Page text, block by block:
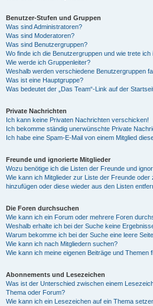
Benutzer-Stufen und Gruppen
Was sind Administratoren?
Was sind Moderatoren?
Was sind Benutzergruppen?
Wo finde ich die Benutzergruppen und wie trete ich
Wie werde ich Gruppenleiter?
Weshalb werden verschiedene Benutzergruppen
Was ist eine Hauptgruppe?
Was bedeutet der „Das Team“-Link auf der
Private Nachrichten
Ich kann keine Privaten Nachrichten verschicken!
Ich bekomme ständig unerwünschte Private
Ich habe eine Spam-E-Mail von einem Mitglied
Freunde und ignorierte Mitglieder
Wozu benötige ich die Listen der Freunde und
Wie kann ich Mitglieder zur Liste der Freunde
hinzufügen oder diese wieder aus den Listen
Die Foren durchsuchen
Wie kann ich ein Forum oder mehrere Foren
Weshalb erhalte ich bei der Suche keine
Warum bekomme ich bei der Suche eine leere
Wie kann ich nach Mitgliedern suchen?
Wie kann ich meine eigenen Beiträge und Themen
Abonnements und Lesezeichen
Was ist der Unterschied zwischen einem
Thema oder Forum?
Wie kann ich ein Lesezeichen auf ein Thema